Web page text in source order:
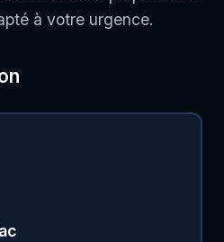
à votre urgence.